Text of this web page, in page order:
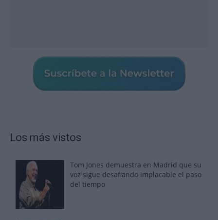
Los más vistos
Tom Jones demuestra en Madrid que su
voz sigue desafiando implacable el paso
del tiempo